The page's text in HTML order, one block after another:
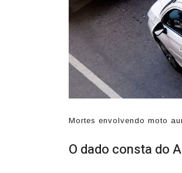
Mortes envolvendo moto
O dado consta do